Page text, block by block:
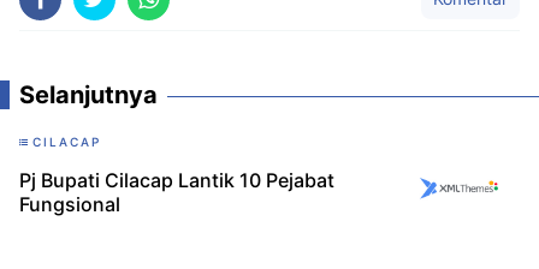
Selanjutnya
CILACAP
Pj Bupati Cilacap Lantik 10 Pejabat
Fungsional